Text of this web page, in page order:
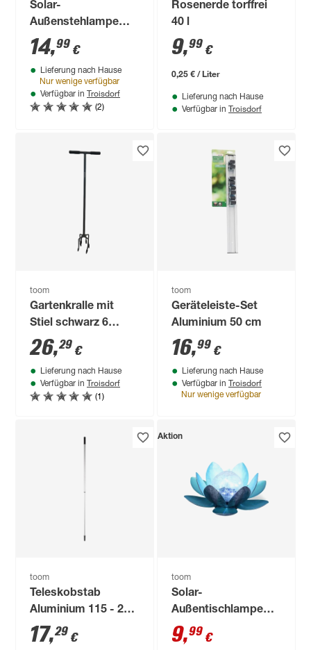
Solar-
Außenstehlampe
warmweiß IP 44 Ø
20 x 20 cm
14,99 €
Lieferung nach Hause
Nur wenige verfügbar
Verfügbar in Troisdorf
(2)
Rosenerde torffrei
40 l
9,99 €
0,25 € / Liter
Lieferung nach Hause
Verfügbar in Troisdorf
toom
Gartenkralle mit
Stiel schwarz 6
Zinken 90 cm
26,29 €
Lieferung nach Hause
Verfügbar in Troisdorf
(1)
toom
Geräteleiste-Set
Aluminium 50 cm
16,99 €
Lieferung nach Hause
Verfügbar in Troisdorf
Nur wenige verfügbar
toom
Teleskobstab
Aluminium 115 - 200
cm
17,29 €
Aktion
toom
Solar-
Außentischlampe
neutralweiß IP 44 Ø
27 x 11 cm
9,99 €